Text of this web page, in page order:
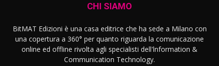
CHI SIAMO
BitMAT Edizioni è una casa editrice che ha sede a Milano con
una copertura a 360° per quanto riguarda la comunicazione
online ed offline rivolta agli specialisti dell'lnformation &
Communication Technology.